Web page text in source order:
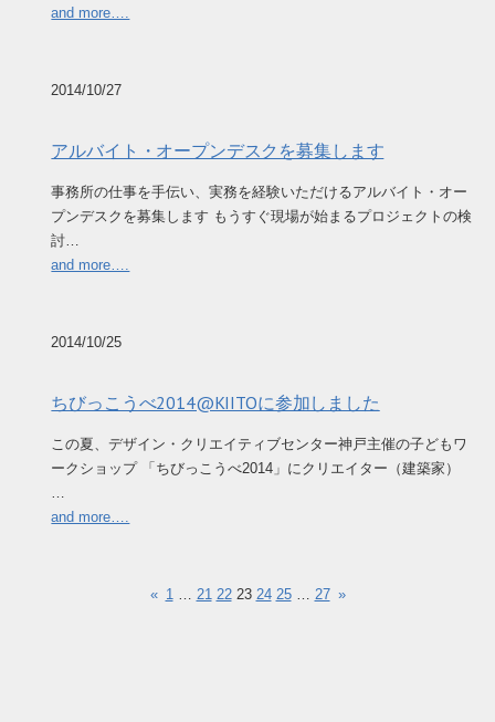
and more….
2014/10/27
アルバイト・オープンデスクを募集します
事務所の仕事を手伝い、実務を経験いただけるアルバイト・オー
プンデスクを募集します もうすぐ現場が始まるプロジェクトの検
討…
and more….
2014/10/25
ちびっこうべ2014@KIITOに参加しました
この夏、デザイン・クリエイティブセンター神戸主催の子どもワ
ークショップ 「ちびっこうべ2014」にクリエイター（建築家）
…
and more….
« 1 … 21 22 23 24 25 … 27 »